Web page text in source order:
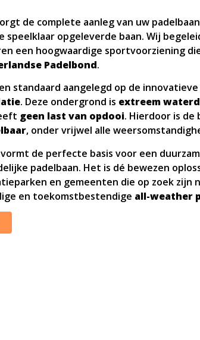
de complete aanleg van uw
speelklaar opgeleverde baan. Wij
een hoogwaardige sportvoorziening
Padelbond.
standaard aangelegd op de innovatieve
. Deze ondergrond is extreem
geen last van opdooi. Hierdoor is de
, onder vrijwel alle
de perfecte basis voor een
padelbaan. Het is dé bewezen
en gemeenten die op zoek zijn
en toekomstbestendige all-weather